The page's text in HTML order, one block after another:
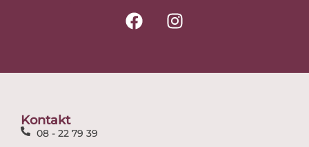
F
a
I
n
Kontakt
08 - 22 79 39